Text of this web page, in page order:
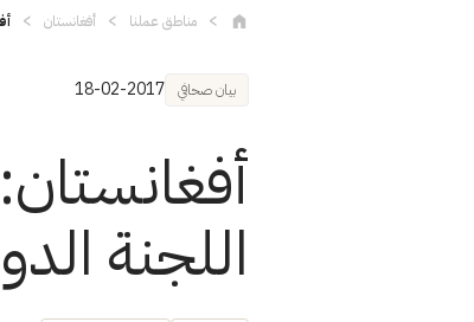
مناطق عملنا أفغانستان
بيان صحافي 18-02-2017
اللجنة